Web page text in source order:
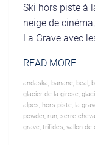
Ski hors piste à
neige de
La Grave avec
READ MORE
andaska banane, beal,
glacier de la girose,
alpes hors piste, la
powder, run serre-
grave, trifides vallon de